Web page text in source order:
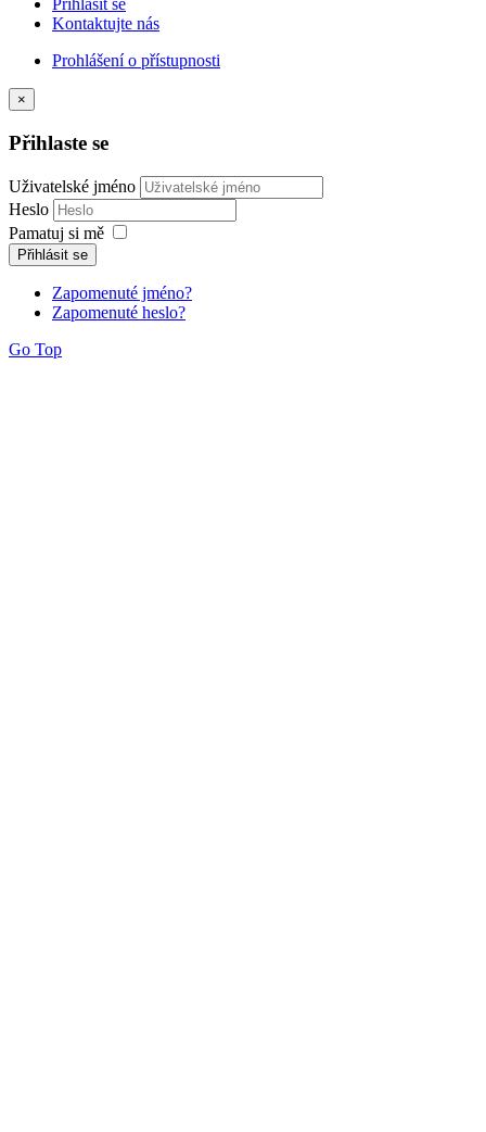
Přihlásit se
Kontaktujte nás
Prohlášení o přístupnosti
×
Přihlaste se
Uživatelské jméno
Heslo
Pamatuj si mě
Přihlásit se
Zapomenuté jméno?
Zapomenuté heslo?
Go Top